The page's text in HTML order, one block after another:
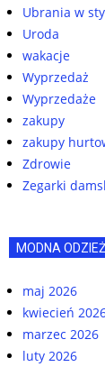
Ubrania w
Uroda
wakacje
Wyprzedaż
Wyprzedaże
zakupy
zakupy
Zdrowie
Zegarki
MODNA
maj 2026
kwiecień
marzec 2026
luty 2026